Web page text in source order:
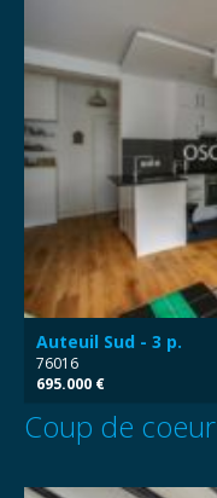
Auteuil Sud - 3 p.
76016
695.000 €
Coup de coeur